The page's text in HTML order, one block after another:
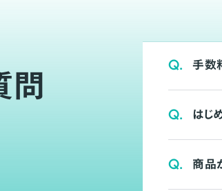
問
Q. 手数
Q. はじ
Q. 商品